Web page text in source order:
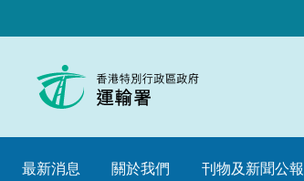
至
始
最新消息 關於我們 刊物及新聞公報